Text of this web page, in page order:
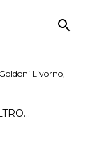
Livorno,